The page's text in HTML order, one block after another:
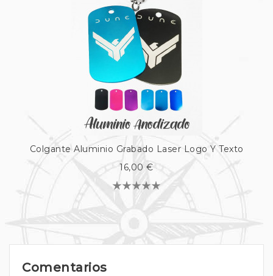
Colgante Aluminio Grabado Laser Logo Y Texto
16,00 €
Comentarios